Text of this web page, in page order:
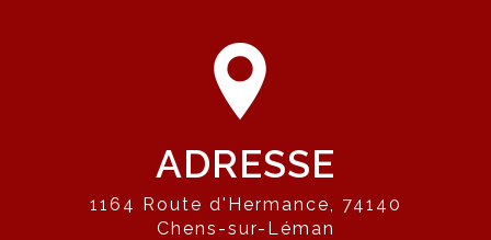
ADRESSE
1164 Route d'Hermance, 74140
Chens-sur-Léman